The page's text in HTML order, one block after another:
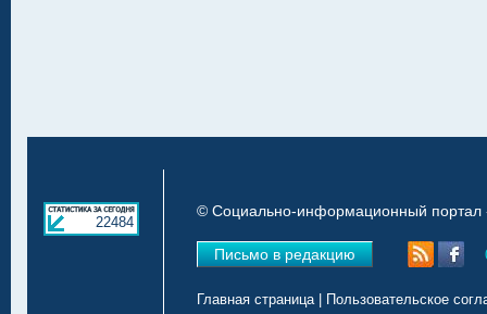
22484
© Социально-информационный портал
Письмо в редакцию
Главная страница| Пользовательское